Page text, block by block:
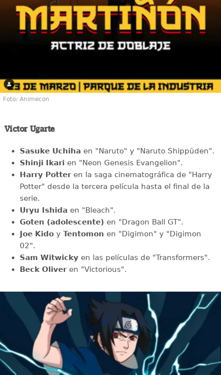
Foto: Animecon
Víctor Ugarte
Sasuke Uchiha en "Naruto" y "Naruto Shippūden".
Shinji Ikari en "Neon Genesis Evangelion".
Harry Potteren la saga cinematográfica de "Harry
Potter" desde la tercera película hasta el final de la
serie.
Uryu Ishida en "Bleach".
Goten (adolescente) en "Dragon Ball GT".
Joe Kido y Tentomon en "Digimon" y "Digimon
02".
Sam Witwicky en las películas de "Transformers".
Beck Oliveren "Victorious".